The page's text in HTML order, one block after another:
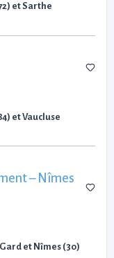
et Sarthe
et Vaucluse
– Nîmes
Gard et Nîmes (30)